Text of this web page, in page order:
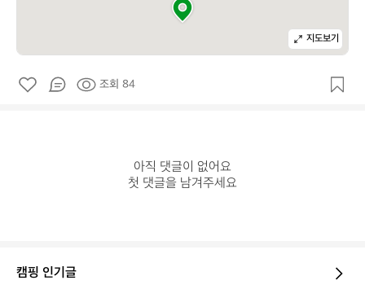
지도보기
조회 84
아직 댓글이 없어요
첫 댓글을 남겨주세요
캠핑 인기글